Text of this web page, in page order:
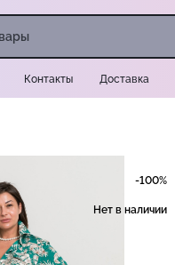
Контакты Доставка
-100%
Нет в наличии